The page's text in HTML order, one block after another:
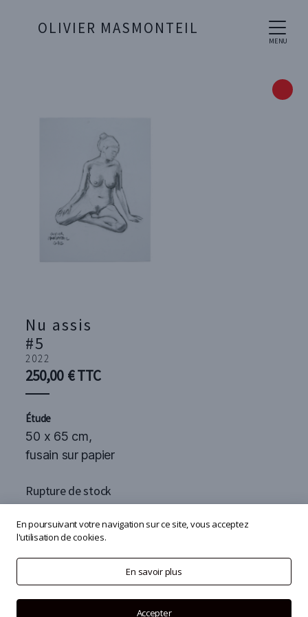
MENU
OLIVIER MASMONTEIL
Nu assis
#5
2022
250,00 €TTC
Étude
50 x 65 cm,
fusain sur papier
Rupture de stock
Olivier Masmonteil
En poursuivant votre navigation sur ce site, vous acceptez
l'utilisation de cookies.
En savoir plus
Accepter